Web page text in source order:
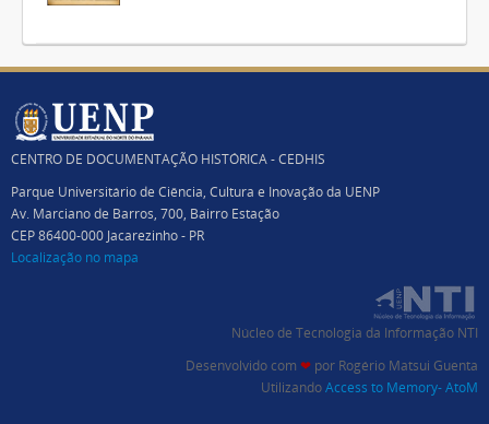
CENTRO DE DOCUMENTAÇÃO HISTÓRICA - CEDHIS
Parque Universitário de Ciência, Cultura e Inovação da UENP
Av. Marciano de Barros, 700, Bairro Estação
CEP 86400-000 Jacarezinho - PR
Localização no mapa
Núcleo de Tecnologia da Informação NTI
Desenvolvido com ❤ por Rogério Matsui Guenta
UtilizandoAccess to Memory- AtoM